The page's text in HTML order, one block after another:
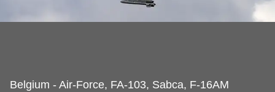
Belgium - Air-Force, FA-103, Sabca, F-16AM